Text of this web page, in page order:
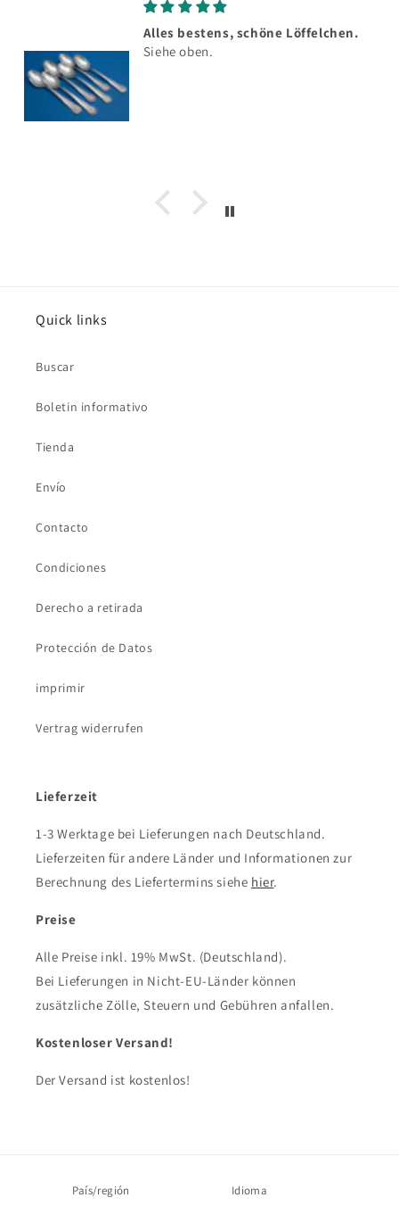
Alles bestens, schöne Löffelchen.
Siehe oben.
Quick links
Buscar
Boletin informativo
Tienda
Envío
Contacto
Condiciones
Derecho a retirada
Protección de Datos
imprimir
Vertrag widerrufen
Lieferzeit
1-3 Werktage bei Lieferungen nach Deutschland.
Lieferzeiten für andere Länder und Informationen zur
Berechnung des Liefertermins siehe hier.
Preise
Alle Preise inkl. 19% MwSt. (Deutschland).
Bei Lieferungen in Nicht-EU-Länder können
zusätzliche Zölle, Steuern und Gebühren anfallen.
Kostenloser Versand!
Der Versand ist kostenlos!
País/región Idioma